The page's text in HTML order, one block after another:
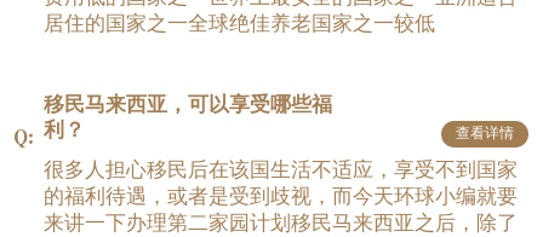
居住的国家之一全球绝佳养老国家之一较低
移民马来西亚，可以享受哪些福
利？
查看详情
很多人担心移民后在该国生活不适应，享受不到国家
的福利待遇，或者是受到歧视，而今天环球小编就要
来讲一下办理第二家园计划移民马来西亚之后，除了